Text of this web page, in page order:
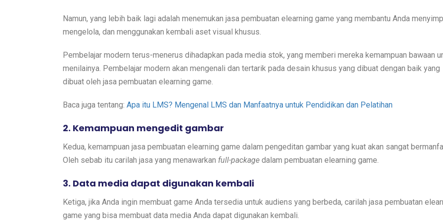
Namun, yang lebih baik lagi adalah menemukan jasa pembuatan elearning game yang membantu Anda
mengelola, dan menggunakan kembali aset visual khusus.
Pembelajar modern terus-menerus dihadapkan pada media stok, yang memberi mereka kemampuan bawaan
menilainya. Pembelajar modern akan mengenali dan tertarik pada desain khusus yang dibuat dengan baik yang
dibuat oleh jasa pembuatan elearning game.
Baca juga tentang: Apa itu LMS? Mengenal LMS dan Manfaatnya untuk Pendidikan dan Pelatihan
2. Kemampuan mengedit gambar
Kedua, kemampuan jasa pembuatan elearning game dalam pengeditan gambar yang kuat akan sangat
Oleh sebab itu carilah jasa yang menawarkan full-package dalam pembuatan elearning game.
3. Data media dapat digunakan kembali
Ketiga, jika Anda ingin membuat game Anda tersedia untuk audiens yang berbeda, carilah jasa pembuatan
game yang bisa membuat data media Anda dapat digunakan kembali.